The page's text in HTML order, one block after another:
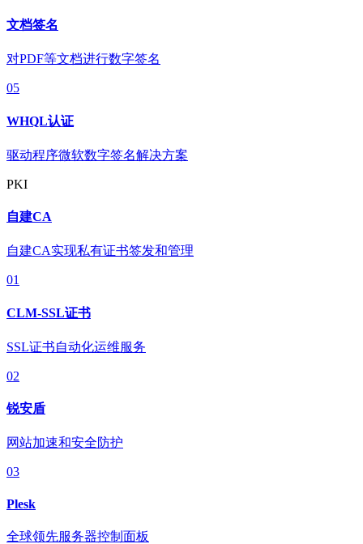
文档签名
对PDF等文档进行数字签名
05
WHQL认证
驱动程序微软数字签名解决方案
PKI
自建CA
自建CA实现私有证书签发和管理
01
CLM-SSL证书
SSL证书自动化运维服务
02
锐安盾
网站加速和安全防护
03
Plesk
全球领先服务器控制面板